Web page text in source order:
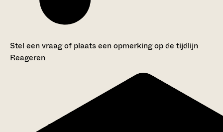
Stel een vraag of plaats een opmerking op de tijdlijn
Reageren